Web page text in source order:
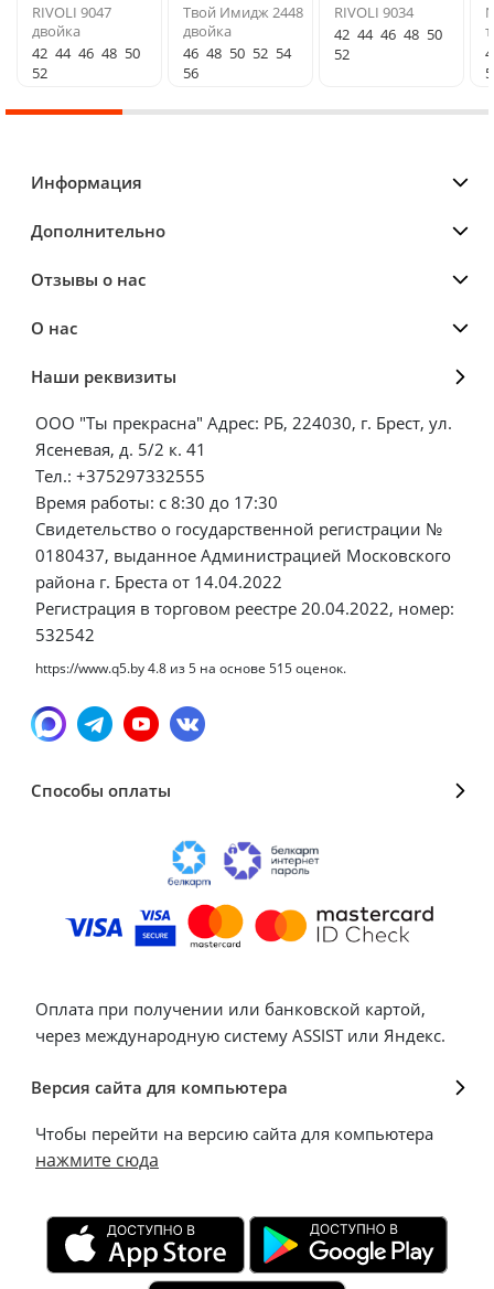
RIVOLI 9047
двойка
42 44 46 48 50
52
Твой Имидж 2448
двойка
46 48 50 52 54
56
RIVOLI 9034
42 44 46 48 50
52
Информация
Дополнительно
Отзывы о нас
О нас
Наши реквизиты
ООО "Ты прекрасна" Адрес: РБ, 224030, г. Брест, ул.
Ясеневая, д. 5/2 к. 41
Тел.: +375297332555
Время работы: с 8:30 до 17:30
Свидетельство о государственной регистрации №
0180437, выданное Администрацией Московского
района г. Бреста от 14.04.2022
Регистрация в торговом реестре 20.04.2022, номер:
532542
https://www.q5.by4.8 из5 на основе 515оценок.
Способы оплаты
Оплата при получении или банковской картой,
через международную систему ASSIST или Яндекс.
Версия сайта для компьютера
Чтобы перейти на версию сайта для компьютера
нажмите сюда